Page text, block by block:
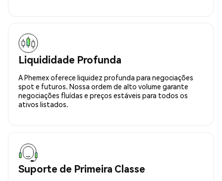
Liquididade Profunda
A Phemex oferece liquidez profunda para negociações
spot e futuros. Nossa ordem de alto volume garante
negociações fluídas e preços estáveis para todos os
ativos listados.
Suporte de Primeira Classe